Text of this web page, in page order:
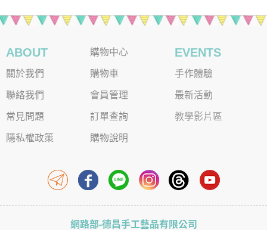
ABOUT
關於我們
聯絡我們
常見問題
隱私權政策
購物中心
購物車
會員管理
訂單查詢
購物說明
EVENTS
手作體驗
最新活動
教學影片區
網路部-德昌手工藝品有限公司